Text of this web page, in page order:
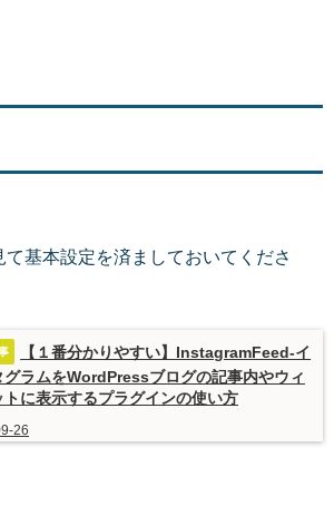
て基本設定を済ましておいてくださ
【１番分かりやすい】InstagramFeed-イ
グラムをWordPressブログの記事内やウィ
トに表示するプラグインの使い方
26